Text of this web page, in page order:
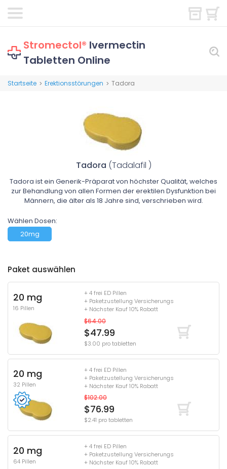
Stromectol® Ivermectin
Tabletten Online
Startseite > Erektionsstörungen > Tadora
Tadora (Tadalafil )
Tadora ist ein Generik-Präparat von höchster Qualität, welches
zur Behandlung von allen Formen der erektilen Dysfunktion bei
Männern, die älter als 18 Jahre sind, verschrieben wird.
Wählen Dosen:
20mg
Paket auswählen
20 mg
16 Pillen
+ 4 frei ED Pillen
+ Paketzustellung Versicherungs
+ Nächster Kauf 10% Rabatt
$64.00
$47.99
$3.00 pro tabletten
20 mg
32 Pillen
+ 4 frei ED Pillen
+ Paketzustellung Versicherungs
+ Nächster Kauf 10% Rabatt
$102.00
$76.99
$2.41 pro tabletten
20 mg
64 Pillen
+ 4 frei ED Pillen
+ Paketzustellung Versicherungs
+ Nächster Kauf 10% Rabatt